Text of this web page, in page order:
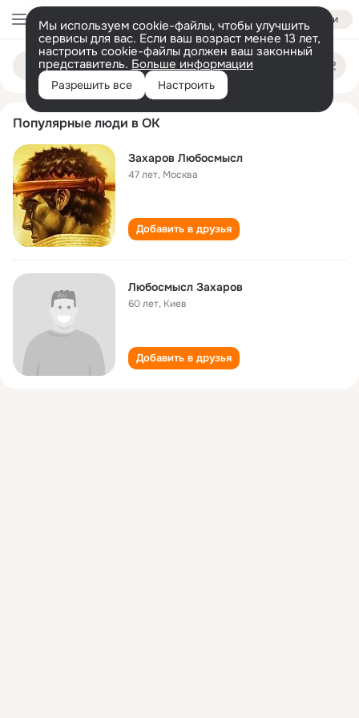
Войти
Мы используем cookie-файлы, чтобы улучшить
сервисы для вас. Если ваш возраст менее 13 лет,
настроить cookie-файлы должен ваш законный
представитель. Больше информации
Разрешить все Настроить
Поиск
lyubosmysl zakharov
Популярные люди в ОК
Захаров Любосмысл
47 лет, Москва
Добавить в друзья
Любосмысл Захаров
60 лет, Киев
Добавить в друзья